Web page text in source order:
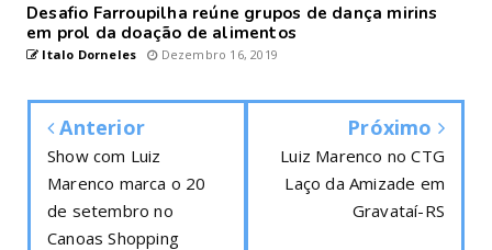
Desafio Farroupilha reúne grupos de dança mirins
em prol da doação de alimentos
Italo Dorneles Dezembro 16, 2019
Anterior
Show com Luiz
Marenco marca o 20
de setembro no
Canoas Shopping
Próximo
Luiz Marenco no CTG
Laço da Amizade em
Gravataí-RS